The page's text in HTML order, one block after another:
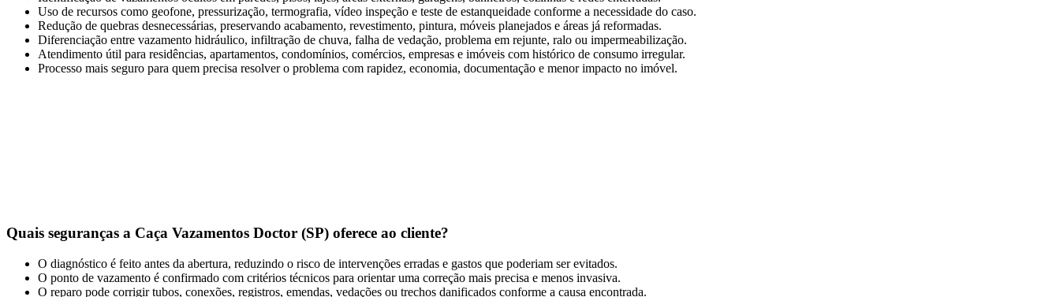
Uso de recursos como geofone, pressurização, termografia, vídeo inspeção e teste de estanqueidade conforme a necessidade do caso.
Redução de quebras desnecessárias, preservando acabamento, revestimento, pintura, móveis planejados e áreas já reformadas.
Diferenciação entre vazamento hidráulico, infiltração de chuva, falha de vedação, problema em rejunte, ralo ou impermeabilização.
Atendimento útil para residências, apartamentos, condomínios, comércios, empresas e imóveis com histórico de consumo irregular.
Processo mais seguro para quem precisa resolver o problema com rapidez, economia, documentação e menor impacto no imóvel.
Quais seguranças a Caça Vazamentos Doctor (SP) oferece ao cliente?
O diagnóstico é feito antes da abertura, reduzindo o risco de intervenções erradas e gastos que poderiam ser evitados.
O ponto de vazamento é confirmado com critérios técnicos para orientar uma correção mais precisa e menos invasiva.
O reparo pode corrigir tubos, conexões, registros, emendas, vedações ou trechos danificados conforme a causa encontrada.